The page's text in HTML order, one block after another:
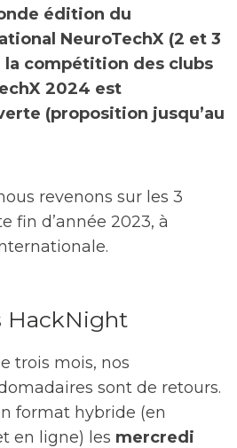
édition du
NeuroTechX (2 et 3
la compétition des clubs
2024 est
(proposition jusqu’au
revenons sur les 3
fin d’année 2023, à
HackNight
trois mois, nos
sont de retours.
format hybride (en
en ligne) les mercredi